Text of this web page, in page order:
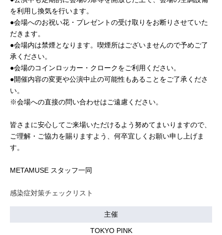
を利用し換気を行います。
●会場へのお祝い花・プレゼントの受け取りをお断りさせていた
だきます。
●会場内は禁煙となります。喫煙所はございませんので予めご了
承ください。
●会場のコインロッカー・クロークをご利用ください。
●開催内容の変更や公演中止の可能性もあることをご了承くださ
い。
※会場への直接の問い合わせはご遠慮ください。
皆さまに安心してご来場いただけるよう努めてまいりますので、
ご理解・ご協力を賜りますよう、何卒宜しくお願い申し上げま
す。
METAMUSE スタッフ一同
感染症対策チェックリスト
主催
TOKYO PINK